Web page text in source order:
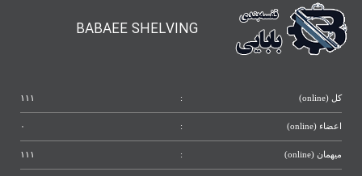
BABAEE SHELVING
کل (online) : ۱۱۱
اعضاء (online) : ۰
میهمان (online) : ۱۱۱